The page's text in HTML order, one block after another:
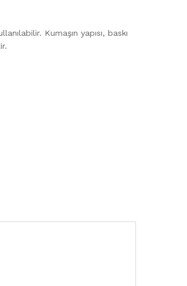
Kumaşın yapısı, baskı